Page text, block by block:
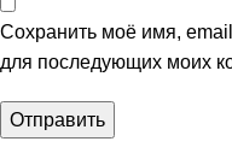
Сохранить моё имя,
для последующих моих